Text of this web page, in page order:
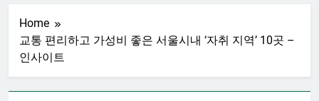
Home
교통 편리하고 가성비 좋은 서울시내 ‘자취 지역’ 10곳 –
인사이트